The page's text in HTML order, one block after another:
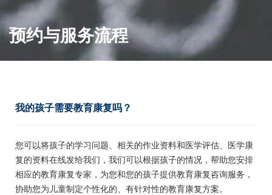
预约与服务流程
我的孩子需要教育康复吗？
您可以将孩子的学习问题、相关的作业资料和医学评估、医学康
复的资料在线发给我们，我们可以根据孩子的情况，帮助您安排
相应的教育康复专家，为您和您的孩子提供教育康复咨询服务，
协助您为儿童制定个性化的、有针对性的教育康复方案。